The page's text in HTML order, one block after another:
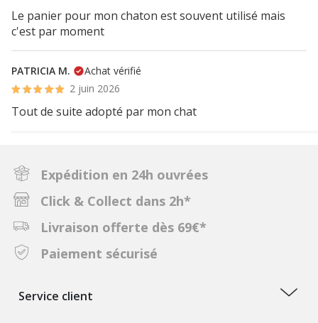
Le panier pour mon chaton est souvent utilisé mais
c'est par moment
PATRICIA M.
Achat vérifié
2 juin 2026
Tout de suite adopté par mon chat
Expédition en 24h ouvrées
Click & Collect dans 2h*
Livraison offerte dès 69€*
Paiement sécurisé
Service client